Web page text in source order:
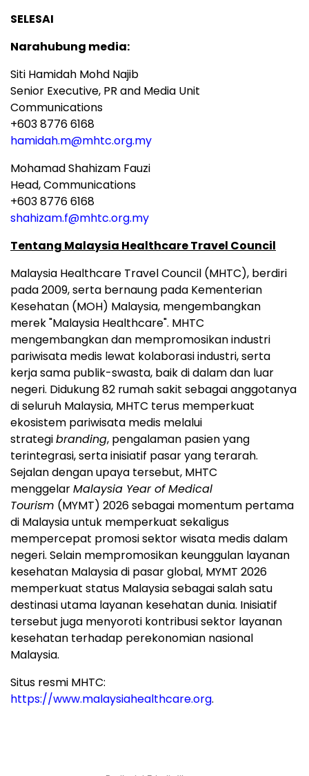
SELESAI
Narahubung media:
Siti Hamidah Mohd Najib
Senior Executive, PR and Media Unit
Communications
+603 8776 6168
hamidah.m@mhtc.org.my
Mohamad Shahizam Fauzi
Head, Communications
+603 8776 6168
shahizam.f@mhtc.org.my
Tentang Malaysia Healthcare Travel Council
Malaysia Healthcare Travel Council (MHTC), berdiri
pada 2009, serta bernaung pada Kementerian
Kesehatan (MOH) Malaysia, mengembangkan
merek "Malaysia Healthcare". MHTC
mengembangkan dan mempromosikan industri
pariwisata medis lewat kolaborasi industri, serta
kerja sama publik-swasta, baik di dalam dan luar
negeri. Didukung 82 rumah sakit sebagai anggotanya
di seluruh Malaysia, MHTC terus memperkuat
ekosistem pariwisata medis melalui
strategibranding, pengalaman pasien yang
terintegrasi, serta inisiatif pasar yang terarah.
Sejalan dengan upaya tersebut, MHTC
menggelarMalaysia Year of Medical
Tourism (MYMT) 2026 sebagai momentum pertama
di Malaysia untuk memperkuat sekaligus
mempercepat promosi sektor wisata medis dalam
negeri. Selain mempromosikan keunggulan layanan
kesehatan Malaysia di pasar global, MYMT 2026
memperkuat status Malaysia sebagai salah satu
destinasi utama layanan kesehatan dunia. Inisiatif
tersebut juga menyoroti kontribusi sektor layanan
kesehatan terhadap perekonomian nasional
Malaysia.
Situs resmi MHTC:
https://www.malaysiahealthcare.org.